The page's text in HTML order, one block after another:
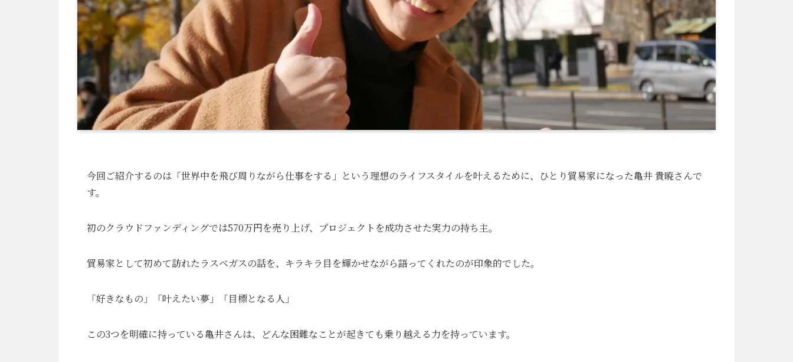
今回ご紹介するのは「世界中を飛び周りながら仕事をする」という理想のライフスタイルを叶えるために、ひとり貿易家になった亀井 貴暁さんで
す。
初のクラウドファンディングでは570万円を売り上げ、プロジェクトを成功させた実力の持ち主。
貿易家として初めて訪れたラスベガスの話を、キラキラ目を輝かせながら語ってくれたのが印象的でした。
「好きなもの」「叶えたい夢」「目標となる人」
この3つを明確に持っている亀井さんは、どんな困難なことが起きても乗り越える力を持っています。